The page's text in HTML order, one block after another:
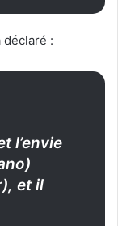
déclaré :
l’envie
et il